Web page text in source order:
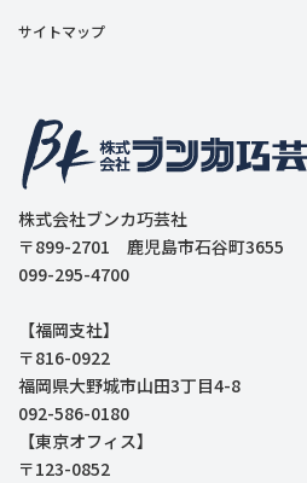
サイトマップ
株式会社ブンカ巧芸社
〒899-2701 鹿児島市石谷町3655
099-295-4700
【福岡支社】
〒816-0922
福岡県大野城市山田3丁目4-8
092-586-0180
【東京オフィス】
〒123-0852